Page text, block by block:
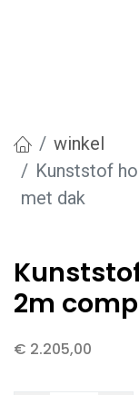
winkel
Kunststof
met dak
2m
€ 2.205,00